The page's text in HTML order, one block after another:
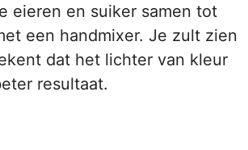
eieren en suiker samen tot
een handmixer. Je zult zien
dat het lichter van kleur
resultaat.